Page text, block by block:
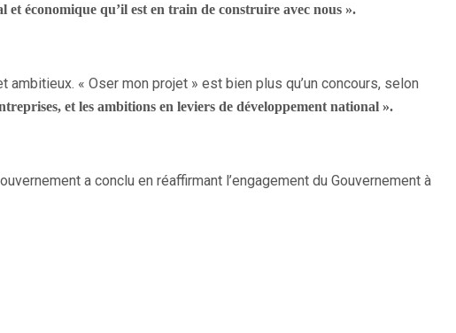
économique qu’il est en train de construire avec nous ».
« Oser mon projet » est bien plus qu’un concours, selon
et les ambitions en leviers de développement national ».
a conclu en réaffirmant l’engagement du Gouvernement à